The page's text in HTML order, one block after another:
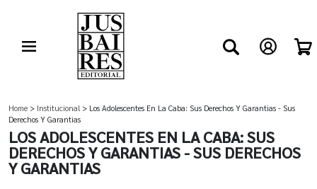
Home > Institucional > Los Adolescentes En La Caba: Sus Derechos Y Garantias - Sus
Derechos Y Garantias
LOS ADOLESCENTES EN LA CABA: SUS
DERECHOS Y GARANTIAS - SUS DERECHOS
Y GARANTIAS